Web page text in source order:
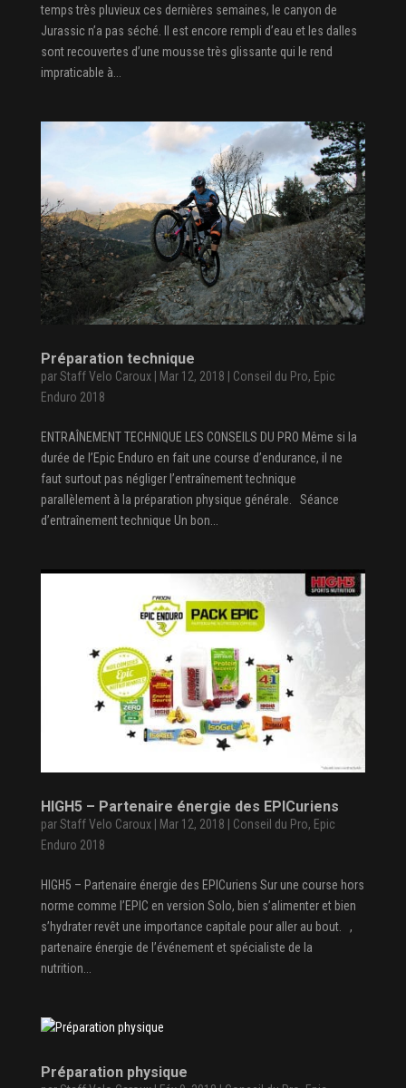
temps très pluvieux ces dernières semaines, le canyon de
Jurassic n’a pas séché. Il est encore rempli d’eau et les dalles
sont recouvertes d’une mousse très glissante qui le rend
impraticable à...
Préparation technique
parStaff Velo Caroux| Mar 12, 2018 Conseil du Pro, Epic
Enduro 2018
ENTRAÎNEMENT TECHNIQUE LES CONSEILS DU PRO Même si la
durée de l’Epic Enduro en fait une course d’endurance, il ne
faut surtout pas négliger l’entraînement technique
parallèlement à la préparation physique générale. Séance
d’entraînement technique Un bon...
HIGH5 – Partenaire énergie des EPICuriens
parStaff Velo Caroux| Mar 12, 2018 Conseil du Pro, Epic
Enduro 2018
HIGH5 – Partenaire énergie des EPICuriens Sur une course hors
norme comme l’EPIC en version Solo, bien s’alimenter et bien
s’hydrater revêt une importance capitale pour aller au bout. ,
partenaire énergie de l’événement et spécialiste de la
nutrition...
Préparation physique